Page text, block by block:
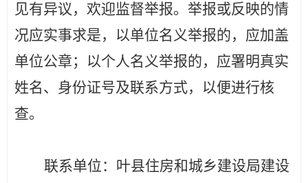
见有异议，欢迎监督举报。举报或反映的情
况应实事求是， 以单位名义举报的，应加盖
单位公章；以个人名义举报的，应署明真实
姓名、身份证号及联系方式，以便进行核
查。
联系单位： 叶县住房和城乡建设局建设